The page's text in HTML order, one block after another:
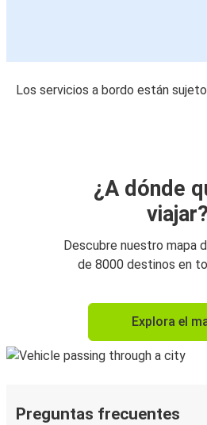
Los servicios a bordo están
¿A dónde
viajar?
Descubre nuestro mapa
de 8000 destinos en
Explora el
Preguntas frecuentes